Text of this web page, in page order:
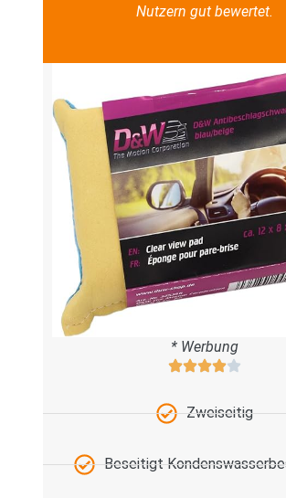
Nutzern gut bewertet.
* Werbung
Zweiseitig
Beseitigt